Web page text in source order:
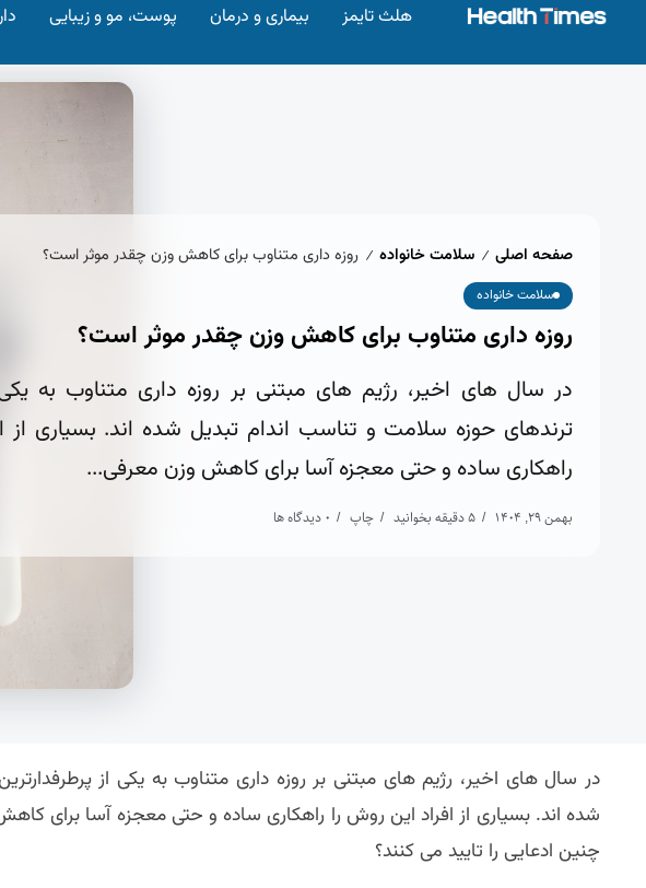
هلث تایمز بیماری و درمان پوست، مو و زیبایی
صفحه اصلی / سلامت خانواده / روزه داری متناوب برای کاهش وزن چقدر موثر است؟
سلامت خانواده
روزه داری متناوب برای کاهش وزن چقدر موثر است؟
در سال های اخیر، رژیم های مبتنی بر روزه داری متناوب به یکی
ترندهای حوزه سلامت و تناسب اندام تبدیل شده اند. بسیاری از
راهکاری ساده و حتی معجزه آسا برای کاهش وزن معرفی...
بهمن 29, 1404 5 دقیقه بخوانید چاپ 0 دیدگاه ها
در سال های اخیر، رژیم های مبتنی بر روزه داری متناوب به یکی از
شده اند. بسیاری از افراد این روش را راهکاری ساده و حتی معجزه آسا برای
چنین ادعایی را تایید می کنند؟